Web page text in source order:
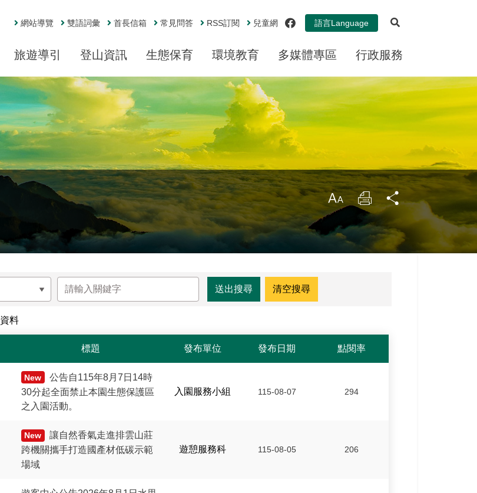
網站導覽 雙語詞彙 首長信箱 常見問答 RSS訂閱 兒童網 facebook
語言Language
旅遊導引 登山資訊 生態保育 環境教育 多媒體專區 行政服務
大 列
資料
標題 發布單位 發布日期 點閱率
New
公告自115年8月7日14時
30分起全面禁止本園生態保護區
之入園活動。
入園服務小組 115-08-07 294
New
讓自然香氣走進排雲山莊
跨機關攜手打造國產材低碳示範
場域
遊憩服務科 115-08-05 206